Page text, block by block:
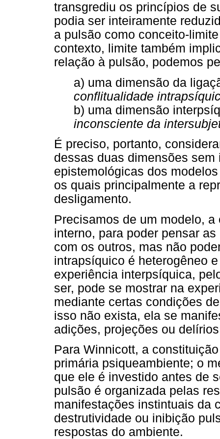
transgrediu os princípios de
podia ser inteiramente
a pulsão como conceito-
contexto, limite também
relação à pulsão, podemos
a) uma dimensão da
conflitualidade
b) uma dimensão
inconsciente da
É preciso, portanto,
dessas duas dimensões
epistemológicas dos
os quais principalmente a
desligamento.
Precisamos de um modelo,
interno, para poder pensar
com os outros, mas não
intrapsíquico é heterogêneo
experiência interpsíquica,
ser, pode se mostrar na
mediante certas condições
isso não exista, ela se
adições, projeções ou
Para Winnicott, a
primária psiqueambiente; o
que ele é investido antes de
pulsão é organizada pelas
manifestações instintuais da
destrutividade ou inibição
respostas do ambiente.